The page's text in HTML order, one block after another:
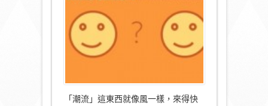
的〉
「潮流」這東西就像風一樣，來得快